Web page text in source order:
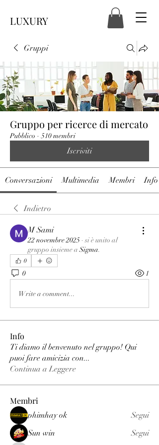
LUXURY
Gruppi
Gruppo per ricerce di mercato
Pubblico · 510 membri
Iscriviti
Conversazioni Multimedia Membri Info
Indietro
M Sami
22 novembre 2025 ·si è unito al
gruppo insieme a Sigma.
0
0 1
Write a comment...
Info
Ti diamo il benvenuto nel gruppo! Qui
puoi fare amicizia con...
Continua a Leggere
Membri
phimhay ok
Segui
Sun win
Segui